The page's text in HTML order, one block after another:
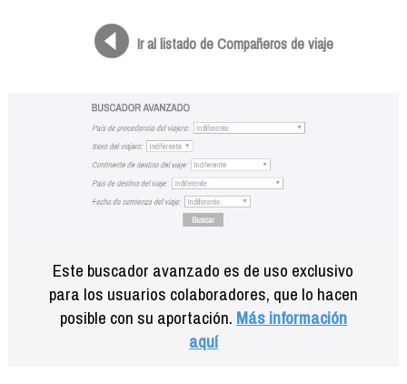
Ir al listado de Compañeros de viaje
Este buscador avanzado es de uso exclusivo
para los usuarios colaboradores, que lo hacen
posible con su aportación. Más información
aquí